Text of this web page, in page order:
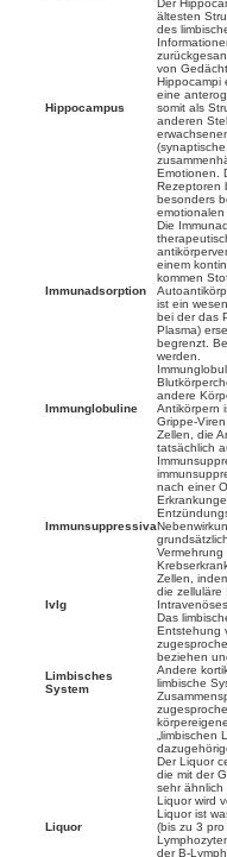
Hippocampus
ältesten
des
von
Hippocampi
eine
somit als
anderen
Emotionen.
Rezeptoren
besonders
emotionalen
Immunadsorption
Die
einem
kommen
ist ein
bei der das
Plasma)
begrenzt.
werden.
Immunglobuline
andere
Antikörpern
Grippe-
Zellen, die
tatsächlich
Immunsuppressiva
nach einer
Zellen,
die zelluläre
IvIg
Limbisches
System
Das
Entstehung
beziehen
Andere
limbische
„limbischen
Liquor
Der Liquor
die mit der
sehr ähnlich
Liquor wird
Liquor ist
(bis zu 3
der B-